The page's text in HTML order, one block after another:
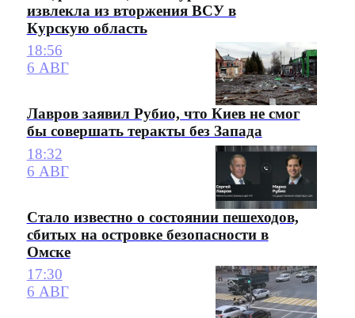
извлекла из вторжения ВСУ в
Курскую область
18:56
6 АВГ
Лавров заявил Рубио, что Киев не смог
бы совершать теракты без Запада
18:32
6 АВГ
Стало известно о состоянии пешеходов,
сбитых на островке безопасности в
Омске
17:30
6 АВГ